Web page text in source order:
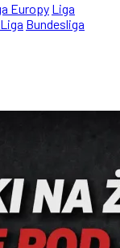
Europy Liga
Bundesliga